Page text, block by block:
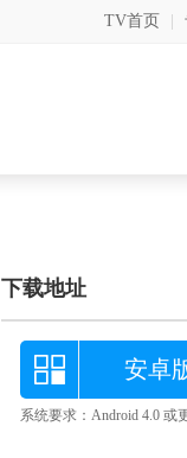
TV首页
下载地址
安卓
系统要求：Android 4.0 或